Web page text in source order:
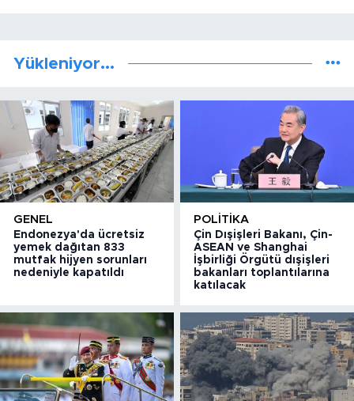
Yükleniyor...
GENEL
Endonezya'da ücretsiz
yemek dağıtan 833
mutfak hijyen sorunları
nedeniyle kapatıldı
POLITIKA
Çin Dışişleri Bakanı, Çin-
ASEAN ve Shanghai
İşbirliği Örgütü dışişleri
bakanları toplantılarına
katılacak